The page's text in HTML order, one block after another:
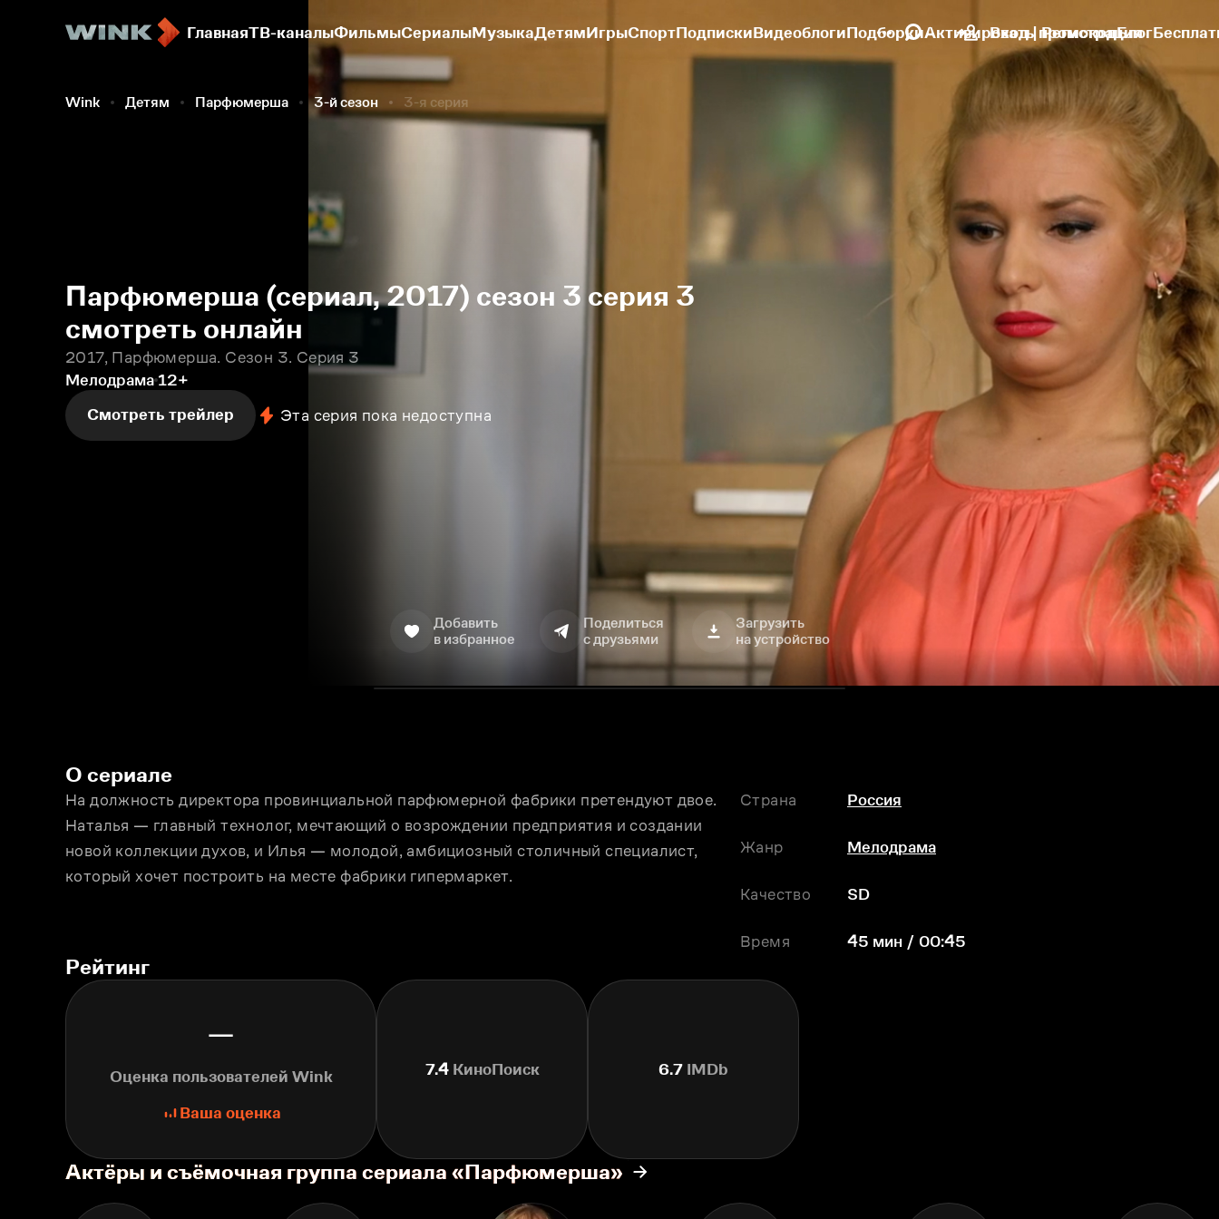
ГлавнаяТВ-каналыФильмыСериалыМузыкаДетямИгрыСпортПодпискиВидеоблогиПодборкиАктивировать промокодБлог
Вход | Регистрация
Wink Детям Парфюмерша 3-й сезон 3-я серия
Парфюмерша (сериал, 2017) сезон 3 серия 3
смотреть онлайн
2017, Парфюмерша. Сезон 3. Серия 3
Мелодрама 12+
Смотреть трейлер
Эта серия пока недоступна
Добавить
в избранное
Поделиться
с друзьями
Загрузить
на устройство
О сериале
На должность директора провинциальной парфюмерной фабрики претендуют двое.
Наталья — главный технолог, мечтающий о возрождении предприятия и создании
новой коллекции духов, и Илья — молодой, амбициозный столичный специалист,
который хочет построить на месте фабрики гипермаркет.
Страна Россия
Жанр Мелодрама
Качество SD
Время 45 мин / 00:45
Рейтинг
—
Оценка пользователей Wink
Ваша оценка
7.4КиноПоиск 6.7IMDb
Актёры и съёмочная группа сериала «Парфюмерша»